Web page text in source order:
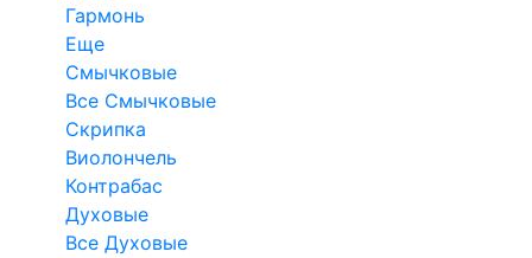
Гармонь
Еще
Смычковые
Все Смычковые
Скрипка
Виолончель
Контрабас
Духовые
Все Духовые